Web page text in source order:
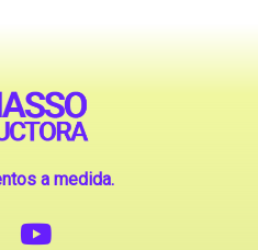
a medida.